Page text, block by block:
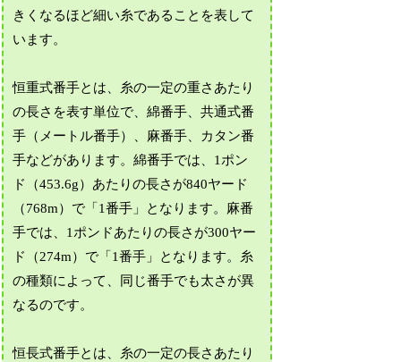
きくなるほど細い糸であることを表して
います。
恒重式番手とは、糸の一定の重さあたり
の長さを表す単位で、綿番手、共通式番
手（メートル番手）、麻番手、カタン番
手などがあります。綿番手では、1ポン
ド（453.6g）あたりの長さが840ヤード
（768m）で「1番手」となります。麻番
手では、1ポンドあたりの長さが300ヤー
ド（274m）で「1番手」となります。糸
の種類によって、同じ番手でも太さが異
なるのです。
恒長式番手とは、糸の一定の長さあたり